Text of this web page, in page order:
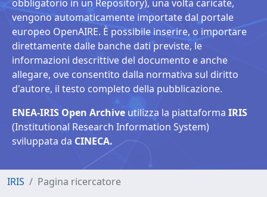
obbligatorio in un Repository), una volta caricate,
vengono automaticamente importate dal portale
europeo OpenAIRE. È possibile inserire, o importare
direttamente dalle banche dati previste, le
informazioni descrittive del documento e anche
allegare, ove consentito dalla normativa sul diritto
d'autore, il testo completo della pubblicazione.
ENEA-IRIS Open Archive utilizza la piattaforma IRIS
(Institutional Research Information System)
sviluppata da CINECA.
IRIS Pagina ricercatore